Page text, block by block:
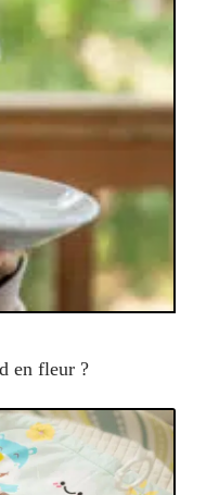
en fleur ?